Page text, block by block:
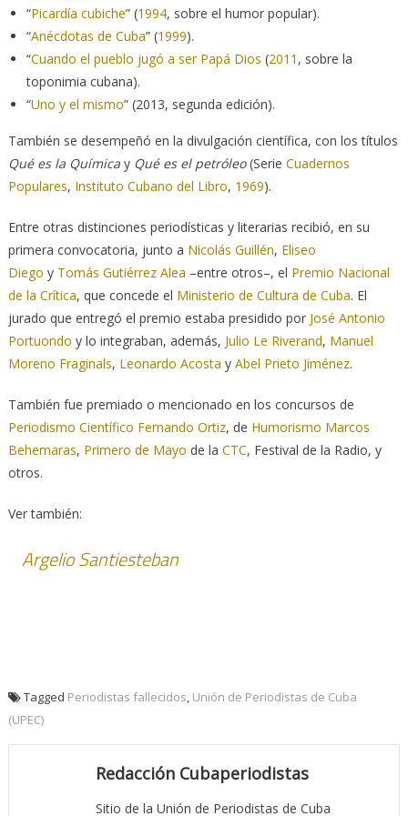
“Picardía cubiche” (1994, sobre el humor popular).
“Anécdotas de Cuba” (1999).
“Cuando el pueblo jugó a ser Papá Dios (2011 , sobre la
toponimia cubana).
“Uno y el mismo” (2013, segunda edición).
También se desempeñó en la divulgación científica, con los títulos
Qué es la Químicay Qué es el petróleo(Serie Cuadernos
Populares, Instituto Cubano del Libro, 1969).
Entre otras distinciones periodísticas y literarias recibió, en su
primera convocatoria, junto a Nicolás Guillén, Eliseo
Diego y Tomás Gutiérrez Alea –entre otros–, el Premio Nacional
de la Crítica, que concede el Ministerio de Cultura de Cuba. El
jurado que entregó el premio estaba presidido por José Antonio
Portuondo y lo integraban, además, Julio Le Riverand, Manuel
Moreno Fraginals, Leonardo Acosta y Abel Prieto Jiménez.
También fue premiado o mencionado en los concursos de
Periodismo Científico Fernando Ortiz, de Humorismo Marcos
Behemaras, Primero de Mayo de la CTC, Festival de la Radio, y
otros.
Ver también:
Argelio Santiesteban
Tagged Periodistas fallecidos Unión de Periodistas de Cuba
(UPEC)
Redacción Cubaperiodistas
Sitio de la Unión de Periodistas de Cuba